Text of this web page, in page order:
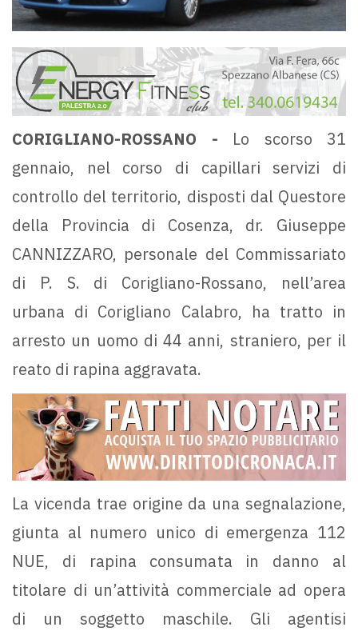
CORIGLIANO-ROSSANO - Lo scorso 31
gennaio, nel corso di capillari servizi di
controllo del territorio, disposti dal Questore
della Provincia di Cosenza, dr. Giuseppe
CANNIZZARO, personale del Commissariato
di P. S. di Corigliano-Rossano, nell’area
urbana di Corigliano Calabro, ha tratto in
arresto un uomo di 44 anni, straniero, per il
reato di rapina aggravata.
La vicenda trae origine da una segnalazione,
giunta al numero unico di emergenza 112
NUE, di rapina consumata in danno al
titolare di un’attività commerciale ad opera
di un soggetto maschile. Gli agentisi